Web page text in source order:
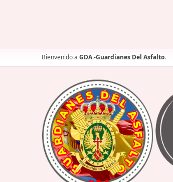
Bienvenido a GDA.-Guardianes Del Asfalto.